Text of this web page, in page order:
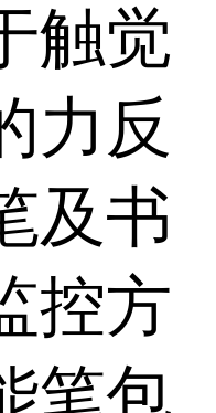
触觉
力反
及书
控方
笔包